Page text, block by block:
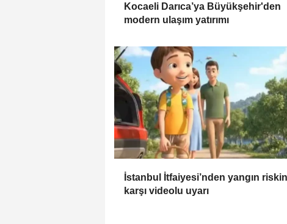
Kocaeli Darıca’ya Büyükşehir'den
modern ulaşım yatırımı
İstanbul İtfaiyesi’nden yangın
karşı videolu uyarı